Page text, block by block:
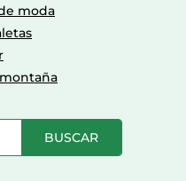
moda
BUSCAR